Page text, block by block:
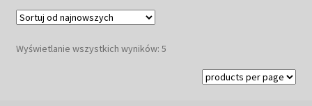
Wyświetlanie wszystkich wyników: 5Posortowane
najnowszych